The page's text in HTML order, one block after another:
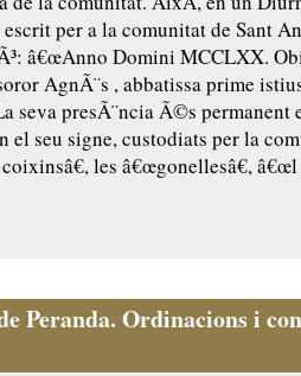
per a la comunitat de Sant
â€œAnno Domini MCCLXX.
AgnÃ¨s , abbatissa prime
seva presÃ¨ncia Ã©s permanent
el seu signe, custodiats per la
les â€œgonellesâ€,
Peranda. Ordinacions i